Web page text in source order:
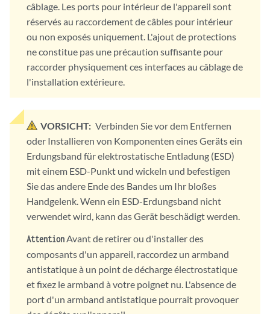
câblage. Les ports pour intérieur de l'appareil sont
réservés au raccordement de câbles pour intérieur
ou non exposés uniquement. L'ajout de protections
ne constitue pas une précaution suffisante pour
raccorder physiquement ces interfaces au câblage de
l'installation extérieure.
VORSICHT: Verbinden Sie vor dem Entfernen
oder Installieren von Komponenten eines Geräts ein
Erdungsband für elektrostatische Entladung (ESD)
mit einem ESD-Punkt und wickeln und befestigen
Sie das andere Ende des Bandes um Ihr bloßes
Handgelenk. Wenn ein ESD-Erdungsband nicht
verwendet wird, kann das Gerät beschädigt werden.
AttentionAvant de retirer ou d'installer des
composants d'un appareil, raccordez un armband
antistatique à un point de décharge électrostatique
et fixez le armband à votre poignet nu. L'absence de
port d'un armband antistatique pourrait provoquer